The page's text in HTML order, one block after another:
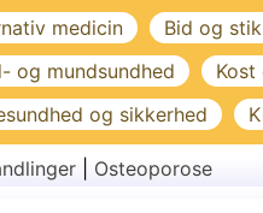
medicin Bid og stik
og mundsundhed
og sikkerhed
Osteoporose